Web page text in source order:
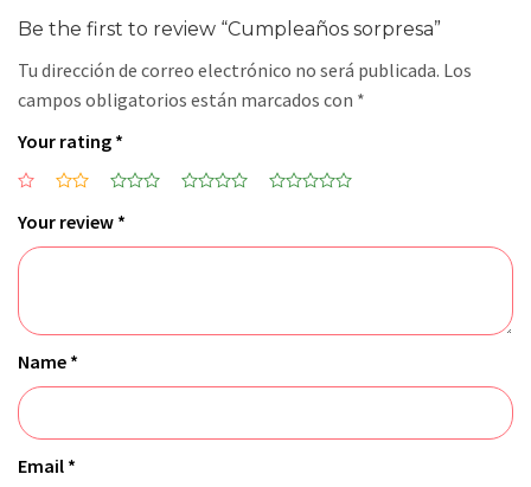
Be the first to review “Cumpleaños sorpresa”
Tu dirección de correo electrónico no será publicada. Los
campos obligatorios están marcados con *
Your rating *
Your review *
Name *
Email *